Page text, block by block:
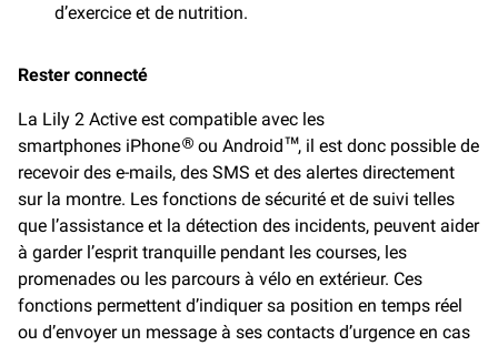
d’exercice et de nutrition.
Rester connecté
La Lily 2 Active est compatible avec les
smartphones iPhone® ou Android™, il est donc possible de
recevoir des e-mails, des SMS et des alertes directement
sur la montre. Les fonctions de sécurité et de suivi telles
que l’assistance et la détection des incidents, peuvent aider
à garder l’esprit tranquille pendant les courses, les
promenades ou les parcours à vélo en extérieur. Ces
fonctions permettent d’indiquer sa position en temps réel
ou d’envoyer un message à ses contacts d’urgence en cas